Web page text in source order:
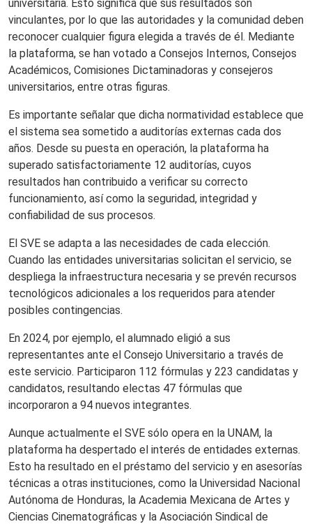
universitaria. Esto significa que sus resultados son
vinculantes, por lo que las autoridades y la comunidad deben
reconocer cualquier figura elegida a través de él. Mediante
la plataforma, se han votado a Consejos Internos, Consejos
Académicos, Comisiones Dictaminadoras y consejeros
universitarios, entre otras figuras.
Es importante señalar que dicha normatividad establece que
el sistema sea sometido a auditorías externas cada dos
años. Desde su puesta en operación, la plataforma ha
superado satisfactoriamente 12 auditorías, cuyos
resultados han contribuido a verificar su correcto
funcionamiento, así como la seguridad, integridad y
confiabilidad de sus procesos.
El SVE se adapta a las necesidades de cada elección.
Cuando las entidades universitarias solicitan el servicio, se
despliega la infraestructura necesaria y se prevén recursos
tecnológicos adicionales a los requeridos para atender
posibles contingencias.
En 2024, por ejemplo, el alumnado eligió a sus
representantes ante el Consejo Universitario a través de
este servicio. Participaron 112 fórmulas y 223 candidatas y
candidatos, resultando electas 47 fórmulas que
incorporaron a 94 nuevos integrantes.
Aunque actualmente el SVE sólo opera en la UNAM, la
plataforma ha despertado el interés de entidades externas.
Esto ha resultado en el préstamo del servicio y en asesorías
técnicas a otras instituciones, como la Universidad Nacional
Autónoma de Honduras, la Academia Mexicana de Artes y
Ciencias Cinematográficas y la Asociación Sindical de